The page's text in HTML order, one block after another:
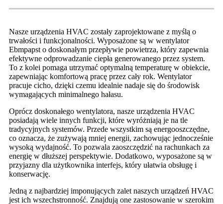
Nasze urządzenia HVAC zostały zaprojektowane z myślą o
trwałości i funkcjonalności. Wyposażone są w wentylator
Ebmpapst o doskonałym przepływie powietrza, który zapewnia
efektywne odprowadzanie ciepła generowanego przez system.
To z kolei pomaga utrzymać optymalną temperaturę w obiekcie,
zapewniając komfortową pracę przez cały rok. Wentylator
pracuje cicho, dzięki czemu idealnie nadaje się do środowisk
wymagających minimalnego hałasu.
Oprócz doskonałego wentylatora, nasze urządzenia HVAC
posiadają wiele innych funkcji, które wyróżniają je na tle
tradycyjnych systemów. Przede wszystkim są energooszczędne,
co oznacza, że ​​zużywają mniej energii, zachowując jednocześnie
wysoką wydajność. To pozwala zaoszczędzić na rachunkach za
energię w dłuższej perspektywie. Dodatkowo, wyposażone są w
przyjazny dla użytkownika interfejs, który ułatwia obsługę i
konserwację.
Jedną z najbardziej imponujących zalet naszych urządzeń HVAC
jest ich wszechstronność. Znajdują one zastosowanie w szerokim